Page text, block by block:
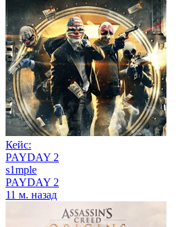
Кейс:
PAYDAY 2
s1mple
PAYDAY 2
11 м. назад